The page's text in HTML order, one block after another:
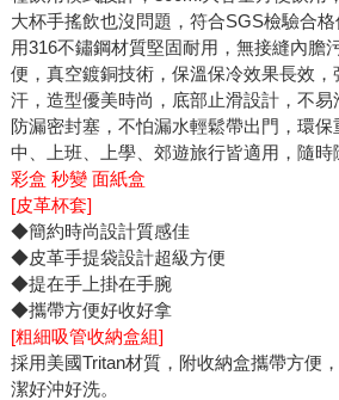
大杯手搖飲也沒問題，符合SGS檢驗合
用316不鏽鋼材質堅固耐用，無接縫內膽
便，真空鍍銅技術，保溫保冷效果長效，
汗，造型優美時尚，底部止滑設計，不
防漏密封塞，不怕漏水輕鬆帶出門，環
中、上班、上學、郊遊旅行皆適用，隨時
彩盒 秒變 面紙盒
[皮革杯套]
◆簡約時尚設計質感佳
◆皮革手提袋設計超級方便
◆提在手上掛在手腕
◆攜帶方便好收好拿
[粗細吸管收納盒組]
採用美國Tritan材質，附收納盒攜帶方便
潔好沖好洗。